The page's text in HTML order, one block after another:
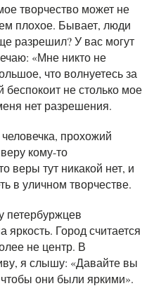
творчество может не
плохое. Бывает, люди
разрешил? У вас могут
«Мне никто не
что волнуетесь за
не столько мое
нет разрешения.
прохожий
кому-то
веры тут никакой нет, и
в уличном творчестве.
петербуржцев
яркость. Город считается
не центр. В
я слышу: «Давайте вы
они были яркими».